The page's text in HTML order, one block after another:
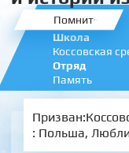
Помнит
Школа
Коссовская
Отряд
Память
: Польша,